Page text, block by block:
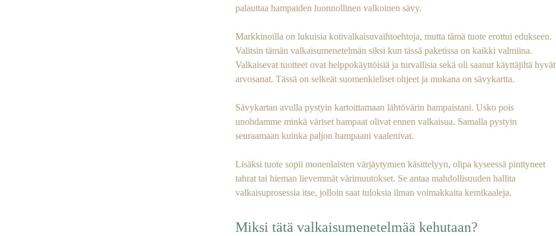
palauttaa hampaiden luonnollinen valkoinen sävy.
Markkinoilla on lukuisia kotivalkaisuvaihtoehtoja, mutta tämä tuote erottui edukseen.
Valitsin tämän valkaisumenetelmän siksi kun tässä paketissa on kaikki valmiina.
Valkaisevat tuotteet ovat helppokäyttöisiä ja turvallisia sekä oli saanut käyttäjiltä hyvät
arvosanat. Tässä on selkeät suomenkieliset ohjeet ja mukana on sävykartta.
Sävykartan avulla pystyin kartoittamaan lähtövärin hampaistani. Usko pois
unohdamme minkä väriset hampaat olivat ennen valkaisua. Samalla pystyin
seuraamaan kuinka paljon hampaani vaalenivat.
Lisäksi tuote sopii monenlaisten värjäytymien käsittelyyn, olipa kyseessä pinttyneet
tahrat tai hieman lievemmät värimuutokset. Se antaa mahdollisuuden hallita
valkaisuprosessia itse, jolloin saat tuloksia ilman voimakkaita kemikaaleja.
Miksi tätä valkaisumenetelmää kehutaan?